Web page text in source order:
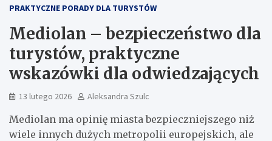
PRAKTYCZNE PORADY DLA TURYSTÓW
Mediolan – bezpieczeństwo dla
turystów, praktyczne
wskazówki dla odwiedzających
13 lutego 2026 Aleksandra Szulc
Mediolan ma opinię miasta bezpieczniejszego niż
wiele innych dużych metropolii europejskich, ale